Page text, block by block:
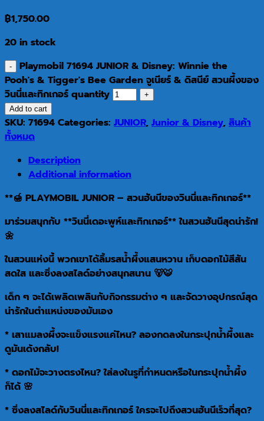
฿1,750.00
20 in stock
Playmobil 71694 JUNIOR & Disney: Winnie the
Pooh's & Tigger's Bee Garden จูเนียร์ & ดิสนีย์ สวนผึ้งของ
วินนี่และทิกเกอร์ quantity
Add to cart
SKU: 71694 Categories: JUNIOR, Junior & Disney, สินค้า
ทั้งหมด
Description
Additional information
**🍯 PLAYMOBIL JUNIOR – สวนฮันนีของวินนี่และทิกเกอร์**
มาร่วมสนุกกับ **วินนี่เดอะพูห์และทิกเกอร์** ในสวนฮันนีสุดน่ารัก!
🌼
ในสวนแห่งนี้ พวกเขาได้ลิ้มรสน้ำผึ้งแสนหวาน เก็บดอกไม้สีสัน
สดใส และซิ่งลงสไลด์อย่างสนุกสนาน 🐻🐯
เด็ก ๆ จะได้เพลิดเพลินกับกิจกรรมต่าง ๆ และจัดวางอุปกรณ์สุด
น่ารักในตำแหน่งของมันเอง
* เสาแมลงผึ้งจะแข็งแรงแค่ไหน? ลองกดลงในกระปุกน้ำผึ้งและ
ดูมันเด้งกลับ!
* ดอกไม้จะวางตรงไหน? ใส่ลงในรูที่กำหนดหรือในกระปุกน้ำผึ้ง
ก็ได้ 🌸
* ซิ่งลงสไลด์กับวินนี่และทิกเกอร์ ใครจะไปถึงสวนฮันนีเร็วที่สุด?